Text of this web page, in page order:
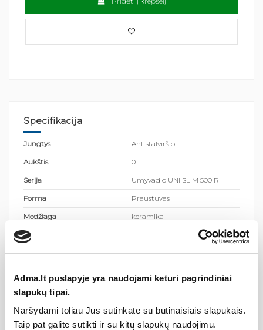
Adma.lt puslapyje yra naudojami keturi pagrindiniai
slapukų tipai.
Naršydami toliau Jūs sutinkate su būtinaisiais slapukais.
Taip pat galite sutikti ir su kitų slapukų naudojimu.
Specifikacija
Jungtys Ant stalviršio
Aukštis 0
Serija Umyvadlo UNI SLIM 500 R
Forma Praustuvas
Medžiaga keramika
Montavimo tipas
Spalva Balta
Segmentų kiekis
Gamintojas